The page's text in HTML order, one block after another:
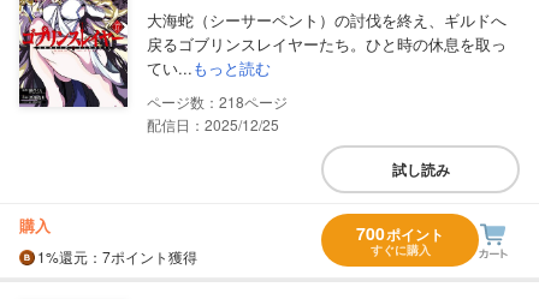
大海蛇（シーサーペント）の討伐を終え、ギルドへ
戻るゴブリンスレイヤーたち。ひと時の休息を取っ
てい...もっと読む
218
配信日：2025/12/25
試し読み
購入
1%還元 ：7ポイント獲得
700ポイント
すぐに購入